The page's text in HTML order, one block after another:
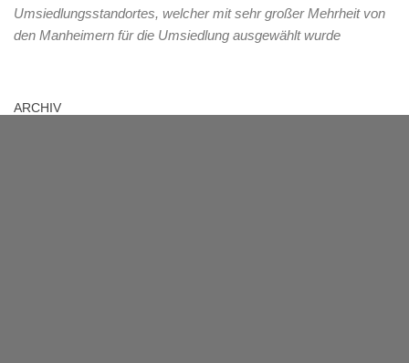
Umsiedlungsstandortes, welcher mit sehr großer Mehrheit von
den Manheimern für die Umsiedlung ausgewählt wurde
ARCHIV